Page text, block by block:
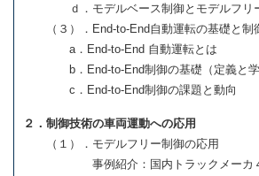
ｄ．モデルベース制御とモデルフリ
（３）．End-to-End自動運転の基礎と制
a．End-to-End 自動運転とは
b．End-to-End制御の基礎（定義と学
c．End-to-End制御の課題と動向
２．制御技術の車両運動への応用
（１）．モデルフリー制御の応用
事例紹介：国内トラックメーカ４